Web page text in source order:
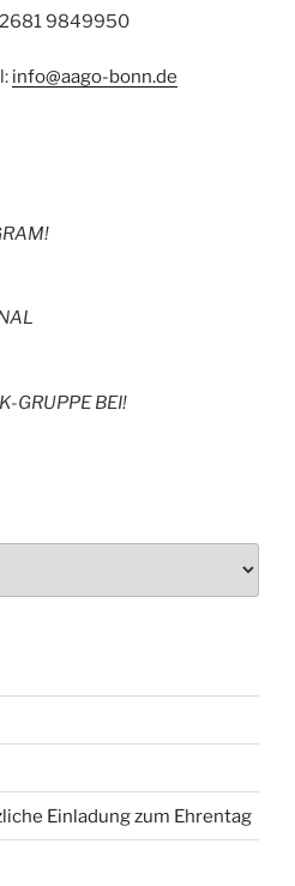
9849950
info@aago-bonn.de
GRUPPE BEI!
Einladung zum Ehrentag